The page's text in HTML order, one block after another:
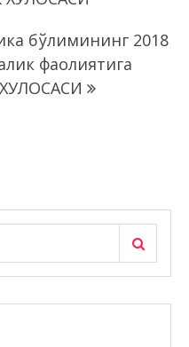
бўлимининг 2018
фаолиятига